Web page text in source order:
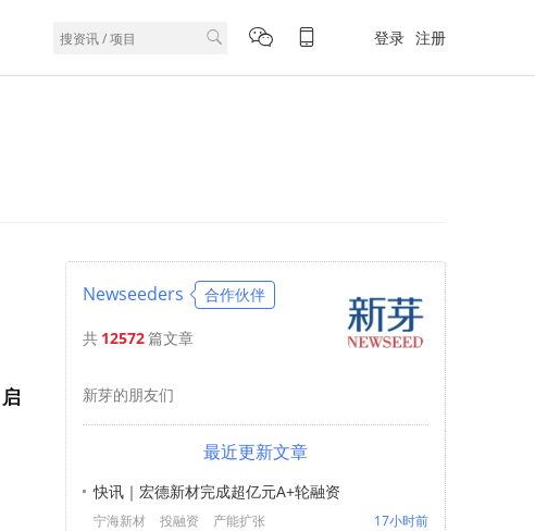
登录 注册
启
Newseeders 合作伙伴
共 12572篇文章
新芽的朋友们
最近更新文章
快讯｜宏德新材完成超亿元A+轮融资
17小时前
宁海新材 投融资 产能扩张